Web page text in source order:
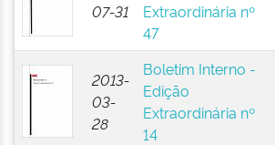
07-31
Extraordinária nº
47
2013-
03-
28
Boletim Interno -
Edição
Extraordinária nº
14